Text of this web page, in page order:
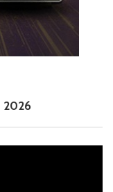
2026